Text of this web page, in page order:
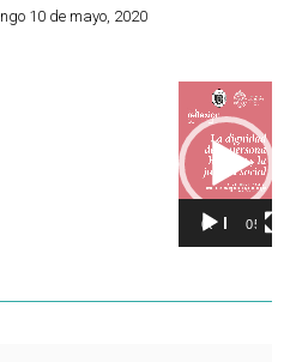
10 de mayo, 2020
de
vídeo
00:00 05:10